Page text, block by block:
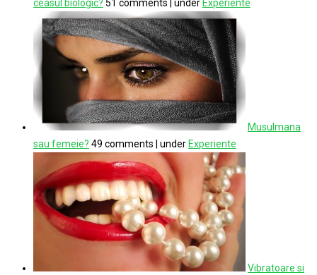
ceasul biologic? 51 comments under Experiente
Musulmana
sau femeie? 49 comments under Experiente
Vibratoare si